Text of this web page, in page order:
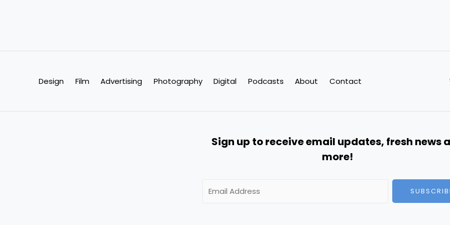
Design Film Advertising Photography Digital Podcasts About Contact
Sign up to receive email updates, fresh news
more!